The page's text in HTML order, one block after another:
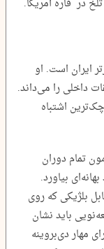
ایران است. او
داخلی را می‌داند.
اشتباه
تمام دوران
بیاورد.
بلژیکی که روی
باید نشان
مهار دی‌بروینه